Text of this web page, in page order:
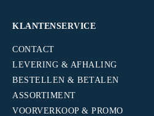
KLANTENSERVICE
CONTACT
LEVERING & AFHALING
BESTELLEN & BETALEN
ASSORTIMENT
VOORVERKOOP & PROMO